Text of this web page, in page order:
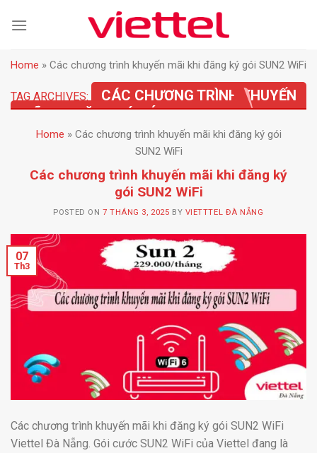
Home » Các chương trình khuyến mãi khi đăng ký gói SUN2 WiFi
TAG ARCHIVES:
CÁC CHƯƠNG TRÌNH KHUYẾN
MÃI KHI ĐĂNG KÝ GÓI SUN2 WIFI
Home » Các chương trình khuyến mãi khi đăng ký gói
SUN2 WiFi
Các chương trình khuyến mãi khi đăng ký
gói SUN2 WiFi
POSTED ON 7 THÁNG 3, 2025 BY VIETTTEL ĐÀ NẴNG
07
Th3
Các chương trình khuyến mãi khi đăng ký gói SUN2 WiFi
Viettel Đà Nẵng. Gói cước SUN2 WiFi của Viettel đang là